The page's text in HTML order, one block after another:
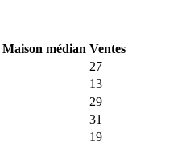
Maison médian Ventes
27
13
29
31
19